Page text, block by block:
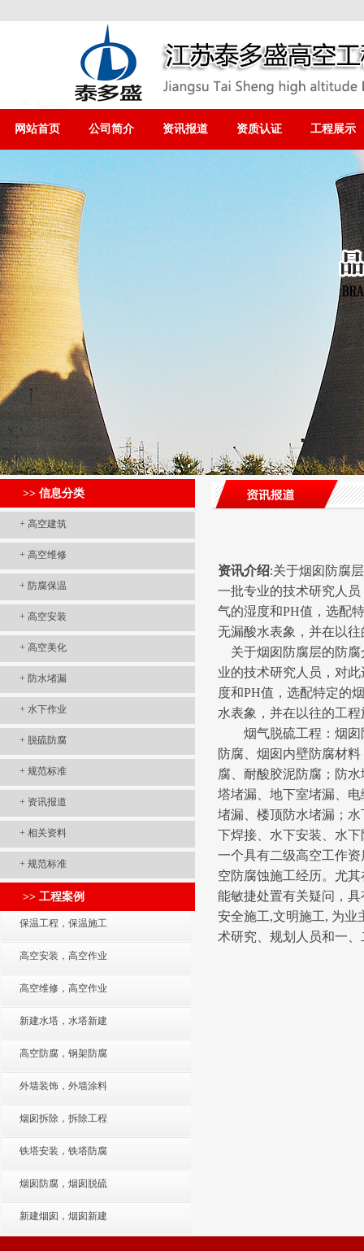
网站首页 公司简介 资讯报道 资质认证 工程展示
>> 信息分类
+ 高空建筑
+ 高空维修
+ 防腐保温
+ 高空安装
+ 高空美化
+ 防水堵漏
+ 水下作业
+ 脱硫防腐
+ 规范标准
+ 资讯报道
+ 相关资料
+ 规范标准
>> 工程案例
保温工程，保温施工
高空安装，高空作业
高空维修，高空作业
新建水塔，水塔新建
高空防腐，钢架防腐
外墙装饰，外墙涂料
烟囱拆除，拆除工程
铁塔安装，铁塔防腐
烟囱防腐，烟囱脱硫
新建烟囱，烟囱新建
资讯介绍:关于烟囱防腐
一批专业的技术研究人
气的湿度和PH值，选配
无漏酸水表象，并在以
关于烟囱防腐层的防
业的技术研究人员，对
度和PH值，选配特定的
水表象，并在以往的工
烟气脱硫工程：烟囱
防腐、烟囱内壁防腐材
腐、耐酸胶泥防腐；防
塔堵漏、地下室堵漏、
堵漏、楼顶防水堵漏；
下焊接、水下安装、水
一个具有二级高空工作
空防腐蚀施工经历。尤
能敏捷处置有关疑问，
安全施工,文明施工, 为业
术研究、规划人员和一